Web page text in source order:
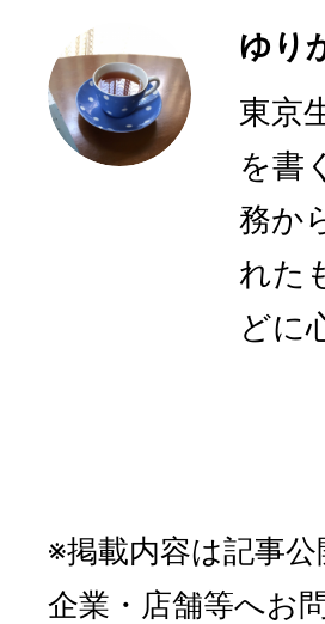
ゆり
東京
を書
務か
れた
どに
※掲載内容は記事
企業・店舗等へお